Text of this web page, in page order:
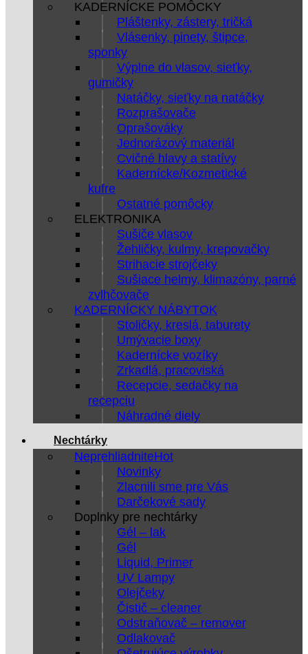
KADERNÍCKE POMÔCKY
Pláštenky, zástery, tričká
Vlásenky, pinety, štipce,
sponky
Výplne do vlasov, sieťky,
gumičky
Natáčky, sieťky na natáčky
Rozprašovače
Oprašováky
Jednorázový materiál
Cvičné hlavy a statívy
Kadernícke/Kozmetické
kufre
Ostatné pomôcky
ELEKTRONIKA
Sušiče vlasov
Žehličky, kulmy, krepovačky
Strihacie strojčeky
Sušiace helmy, klimazóny, parné
zvlhčovače
KADERNÍCKY NÁBYTOK
Stoličky, kreslá, taburety
Umývacie boxy
Kadernícke vozíky
Zrkadlá, pracoviská
Recepcie, sedačky na
recepciu
Náhradné diely
Nechtárky
Neprehliadnite
Novinky
Zlacnili sme pre Vás
Darčekové sady
Doplnky pre nechtárky
Gél – lak
Gél
Liquid, Primer
UV Lampy
Olejčeky
Čistič – cleaner
Odstraňovač – remover
Odlakovač